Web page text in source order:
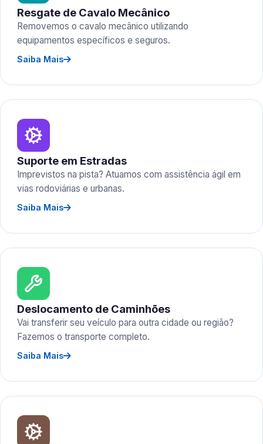
Resgate de Cavalo Mecânico
Removemos o cavalo mecânico utilizando
equipamentos específicos e seguros.
Saiba Mais
Suporte em Estradas
Imprevistos na pista? Atuamos com assistência ágil em
vias rodoviárias e urbanas.
Saiba Mais
Deslocamento de Caminhões
Vai transferir seu veículo para outra cidade ou região?
Fazemos o transporte completo.
Saiba Mais